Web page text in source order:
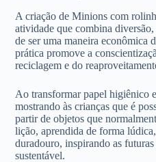
A criação de Minions com
atividade que combina
de ser uma maneira econômica
prática promove a
reciclagem e do
Ao transformar papel higiênico
mostrando às crianças que é
partir de objetos que
lição, aprendida de forma
duradouro, inspirando as
sustentável.